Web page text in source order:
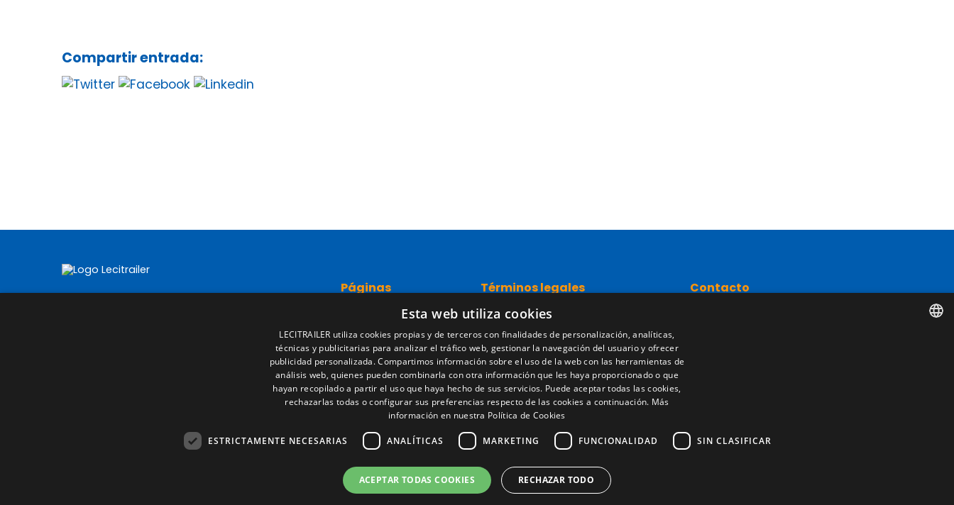
Compartir entrada:
Páginas
Red comercial
Recambios
Portal empleo
Noticias
EgaLecitrailer
LT Defence
Términos legales
Aviso legal
Política de privacidad
Política de cookies
Condiciones generales de venta
Gestionar cookies
Contacto
Esta web utiliza cookies
LECITRAILER utiliza cookies propias y de terceros con finalidades de personalización, analíticas,
técnicas y publicitarias para analizar el tráfico web, gestionar la navegación del usuario y ofrecer
publicidad personalizada. Compartimos información sobre el uso de la web con las herramientas de
análisis web, quienes pueden combinarla con otra información que les haya proporcionado o que
hayan recopilado a partir el uso que haya hecho de sus servicios. Puede aceptar todas las cookies,
rechazarlas todas o configurar sus preferencias respecto de las cookies a continuación. Más
información en nuestra Política de Cookies
ESTRICTAMENTE NECESARIAS ANALÍTICAS MARKETING FUNCIONALIDAD SIN CLASIFICAR
ACEPTAR TODAS COOKIES RECHAZAR TODO